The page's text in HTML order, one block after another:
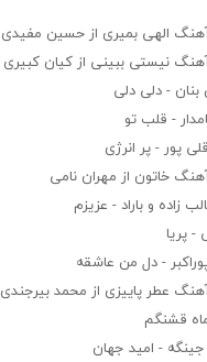
آهنگ الهی بمیری از حسین مفیدی
آهنگ نیستی ببینی از کیان کبیری
- دلی دلی
- قلب تو
پور - پر انرژی
آهنگ خاتون از مهران نامی
زاده و باراد - عزیزم
- پریا
- دل من عاشقه
آهنگ عطر پاییزی از محمد بیرجندی
ماه قشنگم
- امید جهان